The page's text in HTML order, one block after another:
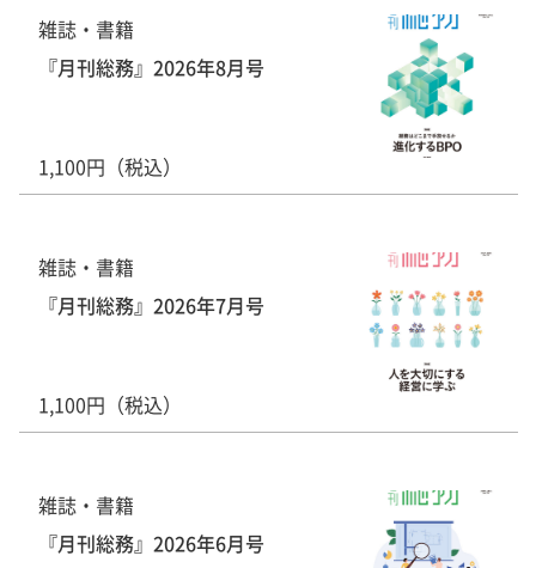
雑誌・書籍
『月刊総務』2026年8月号
1,100円（税込）
雑誌・書籍
『月刊総務』2026年7月号
1,100円（税込）
雑誌・書籍
『月刊総務』2026年6月号